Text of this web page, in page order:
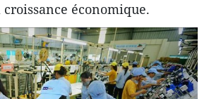
économique.